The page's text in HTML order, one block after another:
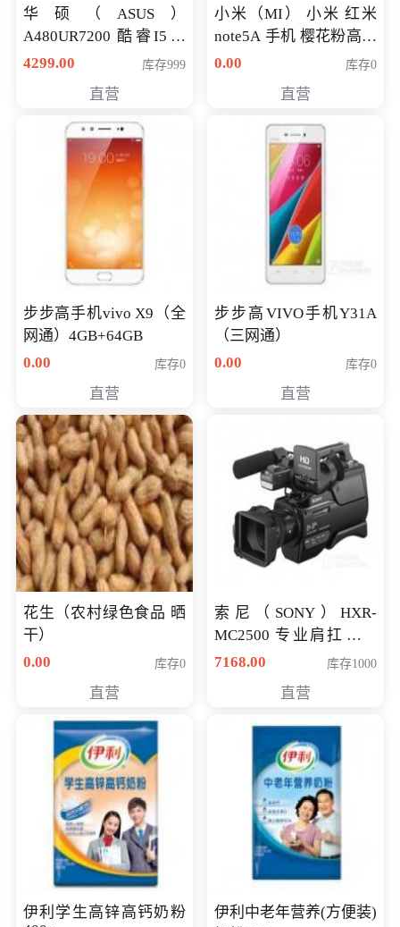
华硕（ASUS）
A480UR7200 酷睿I5超
薄学生办公游戏独显笔
NV930-2G独
4299.00 库存999
直营
小米（MI） 小米 红米
note5A 手机 樱花粉高配
版 全网通(3G+32G)
0.00 库存0
直营
步步高手机vivo X9（全
网通）4GB+64GB
0.00
库存0
直营
步步高VIVO手机Y31A
（三网通）
0.00
库存0
直营
花生（农村绿色食品 晒
干）
0.00
库存0
直营
索尼（SONY）HXR-
MC2500 专业肩扛式存
储卡全高清摄录一体机
清入门级摄像机
7168.00 库存1000
直营
伊利学生高锌高钙奶粉
伊利中老年营养(方便装)